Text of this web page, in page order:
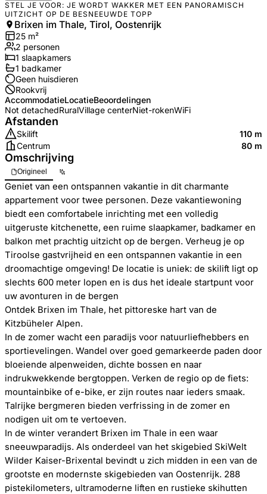
STEL JE VOOR: JE WORDT WAKKER MET EEN PANORAMISCH
UITZICHT OP DE BESNEEUWDE TOPP
Brixen im Thale, Tirol, Oostenrijk
25 m²
2 personen
1 slaapkamers
1 badkamer
Geen huisdieren
Rookvrij
AccommodatieLocatieBeoordelingen
Not detachedRuralVillage centerNiet-rokenWiFi
Afstanden
Skilift
110 m
Centrum
80 m
Omschrijving
Origineel
Geniet van een ontspannen vakantie in dit charmante
appartement voor twee personen. Deze vakantiewoning
biedt een comfortabele inrichting met een volledig
uitgeruste kitchenette, een ruime slaapkamer, badkamer en
balkon met prachtig uitzicht op de bergen. Verheug je op
Tiroolse gastvrijheid en een ontspannen vakantie in een
droomachtige omgeving! De locatie is uniek: de skilift ligt op
slechts 600 meter lopen en is dus het ideale startpunt voor
uw avonturen in de bergen
Ontdek Brixen im Thale, het pittoreske hart van de
Kitzbüheler Alpen.
In de zomer wacht een paradijs voor natuurliefhebbers en
sportievelingen. Wandel over goed gemarkeerde paden door
bloeiende alpenweiden, dichte bossen en naar
indrukwekkende bergtoppen. Verken de regio op de fiets:
mountainbike of e-bike, er zijn routes naar ieders smaak.
Talrijke bergmeren bieden verfrissing in de zomer en
nodigen uit om te vertoeven.
In de winter verandert Brixen im Thale in een waar
sneeuwparadijs. Als onderdeel van het skigebied SkiWelt
Wilder Kaiser-Brixental bevindt u zich midden in een van de
grootste en modernste skigebieden van Oostenrijk. 288
pistekilometers, ultramoderne liften en rustieke skihutten